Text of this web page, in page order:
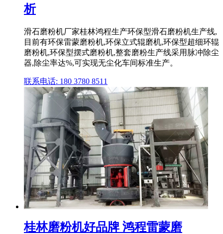
析
滑石磨粉机厂家桂林鸿程生产环保型滑石磨粉机生产线,
目前有环保雷蒙磨粉机,环保立式辊磨机,环保型超细环辊
磨粉机,环保型摆式磨粉机,整套磨粉生产线采用脉冲除尘
器,除尘率达%,可实现无尘化车间标准生产。
联系电话: 180 3780 8511
桂林磨粉机好品牌 鸿程雷蒙磨